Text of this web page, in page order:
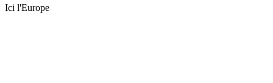
Ici l'Europe